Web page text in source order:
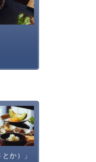
月15日の花火大会よ
しむ花火鑑賞もご体
2026】
)
材を信州
で提供す
...
か）」
、そし
事内容と
粥・出汁
・・...